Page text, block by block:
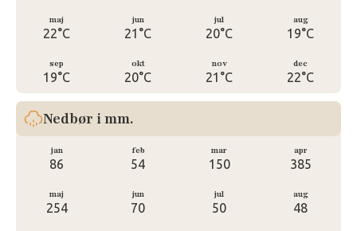
maj
22°C
jun
21°C
jul
20°C
aug
19°C
sep
19°C
okt
20°C
nov
21°C
dec
22°C
Nedbør i mm.
jan
86
feb
54
mar
150
apr
385
maj
254
jun
70
jul
50
aug
48